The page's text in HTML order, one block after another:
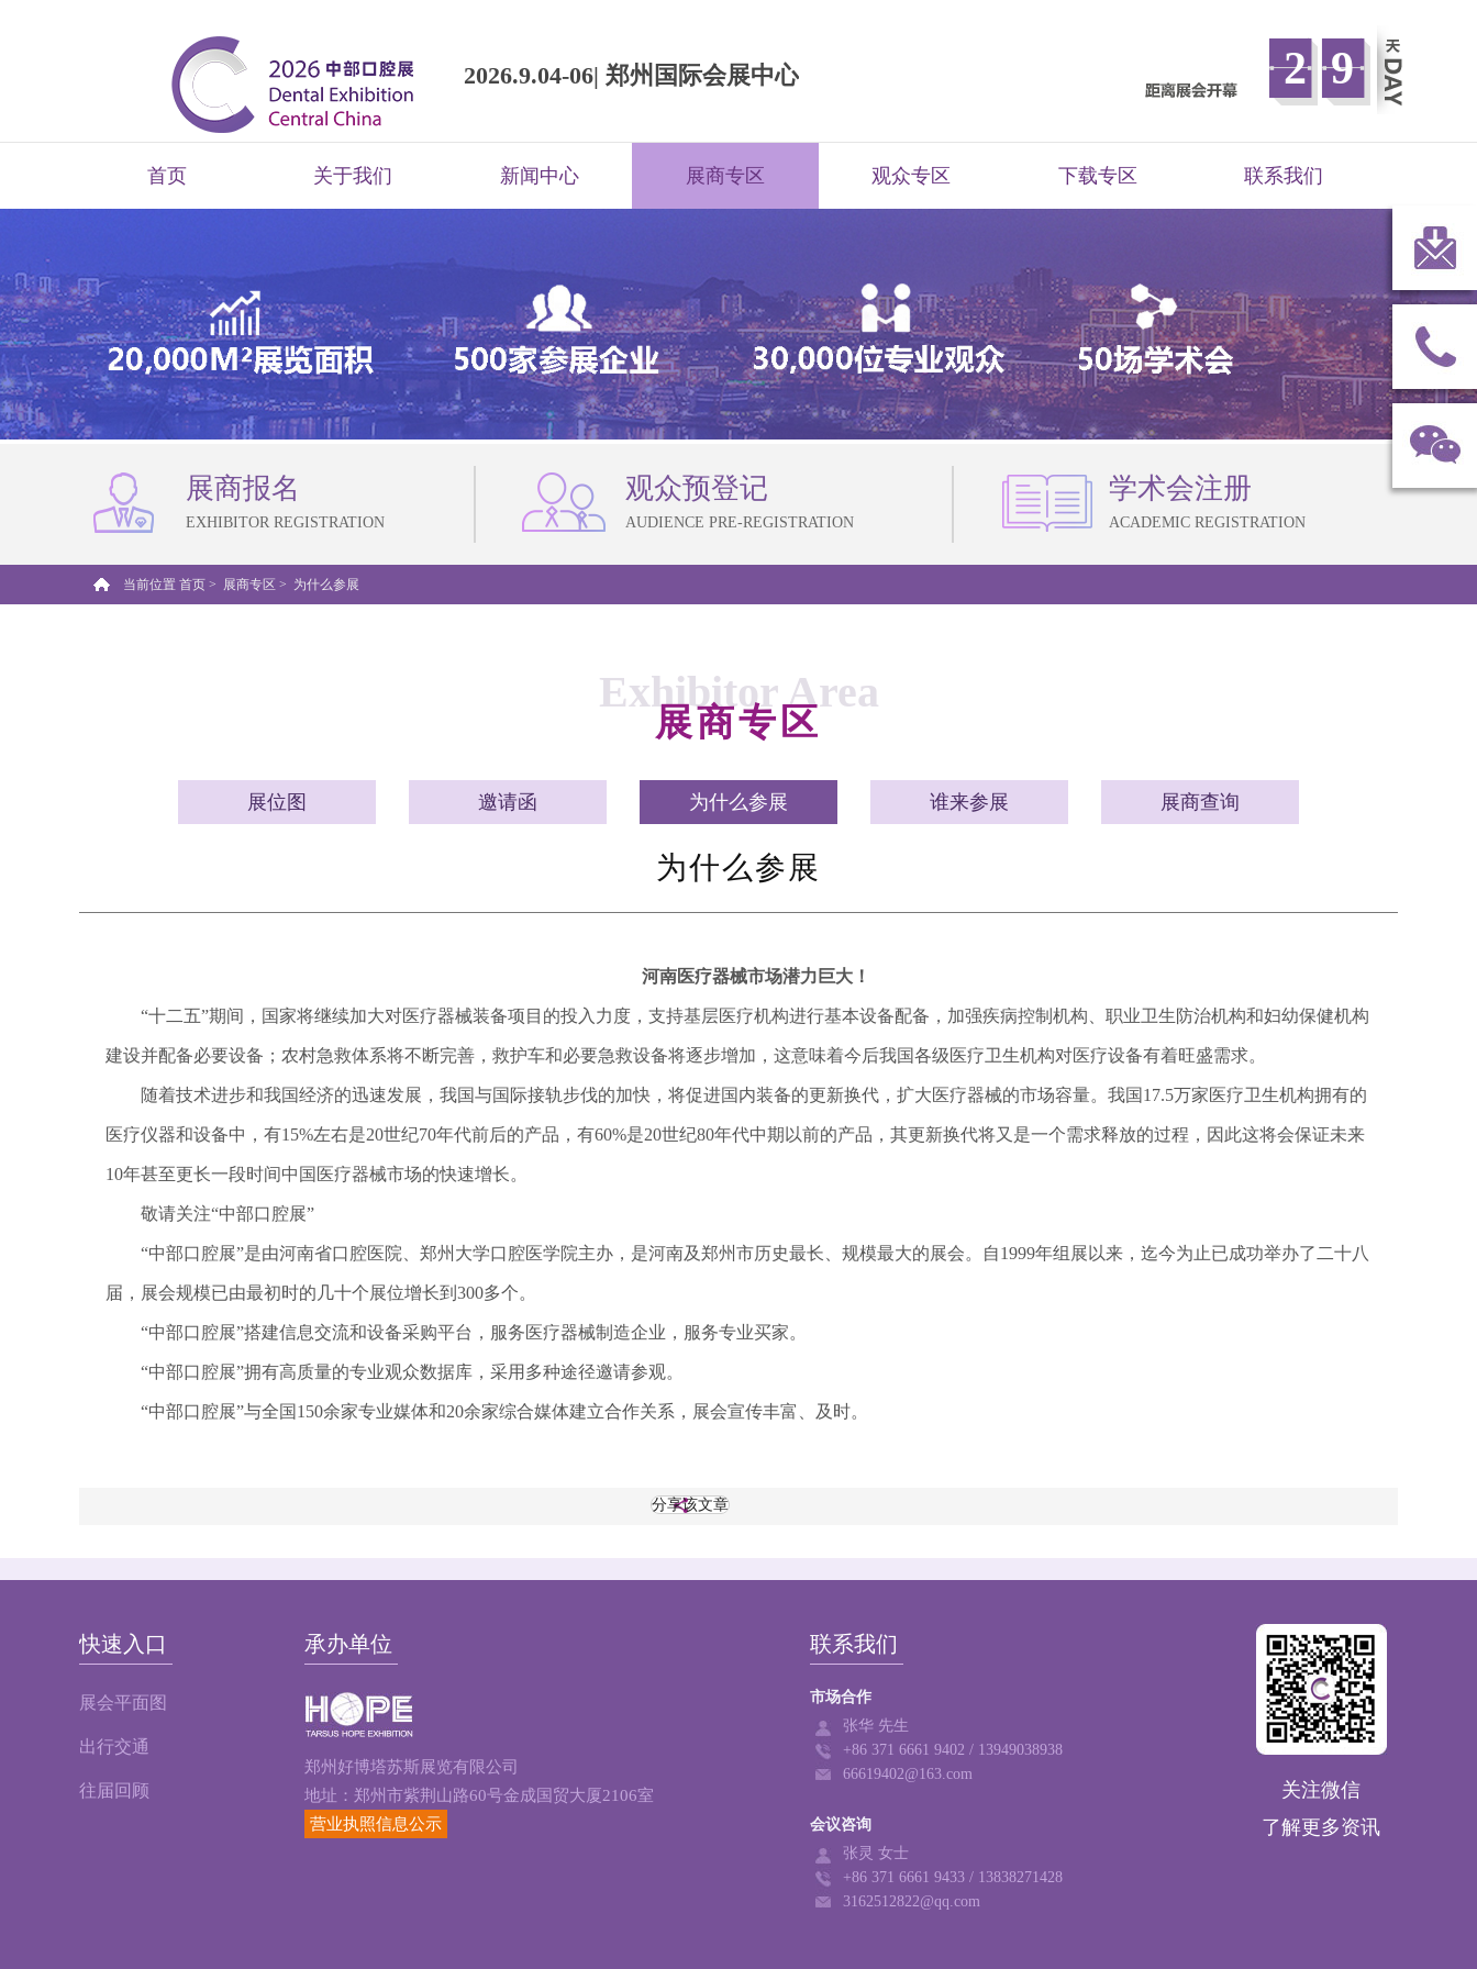
2026.9.04-06| 郑州国际会展中心 29
首页 关于我们 新闻中心 展商专区 观众专区 下载专区 联系我们
展商报名
EXHIBITOR REGISTRATION
观众预登记
AUDIENCE PRE-REGISTRATION
学术会注册
ACADEMIC REGISTRATION
当前位置 首页 > 展商专区 > 为什么参展
Exhibitor Area
展商专区
展位图 邀请函 为什么参展 谁来参展 展商查询
为什么参展
河南医疗器械市场潜力巨大！
“十二五”期间，国家将继续加大对医疗器械装备项目的投入力度，支持基层医疗机构进行基本设备配备，加强疾病控制机构、职业卫生防治机构和妇幼保健机构
建设并配备必要设备；农村急救体系将不断完善，救护车和必要急救设备将逐步增加，这意味着今后我国各级医疗卫生机构对医疗设备有着旺盛需求。
随着技术进步和我国经济的迅速发展，我国与国际接轨步伐的加快，将促进国内装备的更新换代，扩大医疗器械的市场容量。我国17.5万家医疗卫生机构拥有的
医疗仪器和设备中，有15%左右是20世纪70年代前后的产品，有60%是20世纪80年代中期以前的产品，其更新换代将又是一个需求释放的过程，因此这将会保证未来
10年甚至更长一段时间中国医疗器械市场的快速增长。
敬请关注“中部口腔展”
“中部口腔展”是由河南省口腔医院、郑州大学口腔医学院主办，是河南及郑州市历史最长、规模最大的展会。自1999年组展以来，迄今为止已成功举办了二十八
届，展会规模已由最初时的几十个展位增长到300多个。
“中部口腔展”搭建信息交流和设备采购平台，服务医疗器械制造企业，服务专业买家。
“中部口腔展”拥有高质量的专业观众数据库，采用多种途径邀请参观。
“中部口腔展”与全国150余家专业媒体和20余家综合媒体建立合作关系，展会宣传丰富、及时。
分享该文章
快速入口
展会平面图
出行交通
往届回顾
承办单位
郑州好博塔苏斯展览有限公司
地址：郑州市紫荆山路60号金成国贸大厦2106室
营业执照信息公示
联系我们
市场合作
张华 先生
+86 371 6661 9402 / 13949038938
66619402@163.com
会议咨询
张灵 女士
+86 371 6661 9433 / 13838271428
3162512822@qq.com
关注微信
了解更多资讯